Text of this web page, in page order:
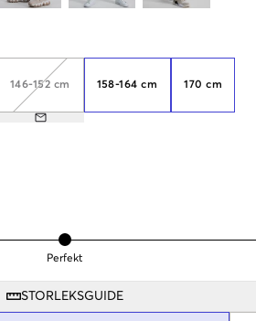
146-152 cm 158-164 cm 170 cm
Perfekt
STORLEKSGUIDE